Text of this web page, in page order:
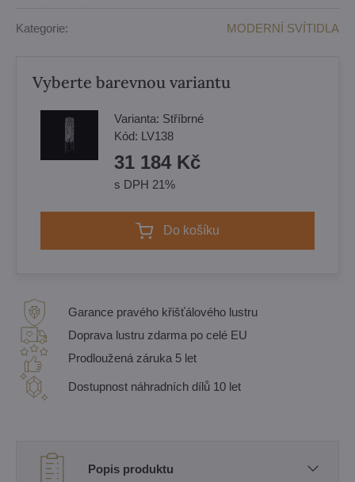
Kategorie: MODERNÍ SVÍTIDLA
Vyberte barevnou variantu
Varianta: Stříbrné
Kód: LV138
31 184 Kč
s DPH 21%
Do košíku
Garance pravého křišťálového lustru
Doprava lustru zdarma po celé EU
Prodloužená záruka 5 let
Dostupnost náhradních dílů 10 let
Popis produktu